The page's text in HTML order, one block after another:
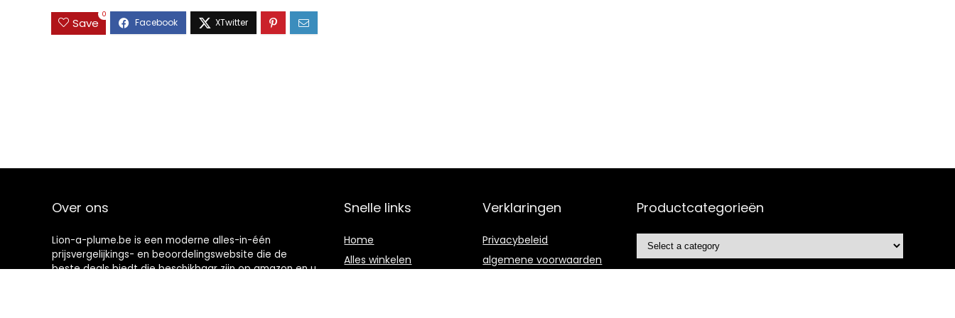
Save
0
Over ons
Lion-a-plume.be is een moderne alles-in-één
prijsvergelijkings- en beoordelingswebsite die de
beste deals biedt die beschikbaar zijn op amazon en u
Snelle links
Home
Alles winkelen
Verklaringen
Privacybeleid
algemene voorwaarden
Productcategorieën